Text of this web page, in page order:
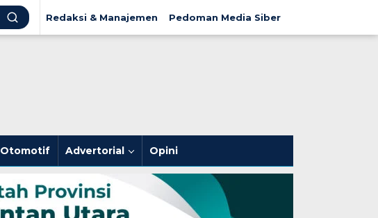
Redaksi & Manajemen Pedoman Media Siber
Otomotif Advertorial Opini